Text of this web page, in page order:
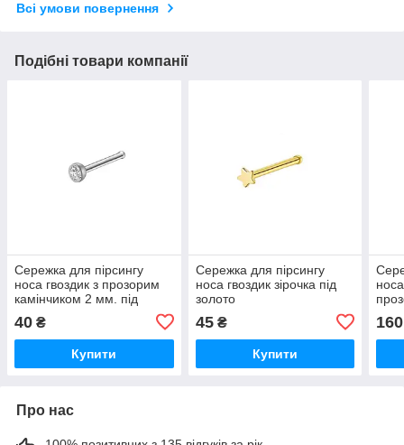
Всі умови повернення
Подібні товари компанії
Сережка для пірсингу
носа гвоздик з прозорим
камінчиком 2 мм. під
40 ₴
Купити
Сережка для пірсингу
носа гвоздик зірочка під
золото
45₴
Купити
160
Про нас